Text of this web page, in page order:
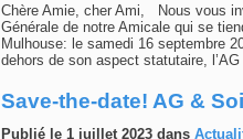
Chère Amie, cher Ami, Nous vous
Générale de notre Amicale qui se
Mulhouse: le samedi 16 septembre
dehors de son aspect statutaire,
Save-the-date! AG &
Publié le 1 juillet 2023 dans